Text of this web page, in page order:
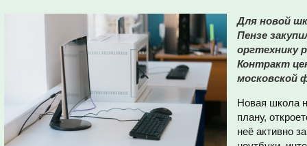
Для новой
Пензе
оргтехнику
Контракт
московской
Новая школа
плану,
неё активно